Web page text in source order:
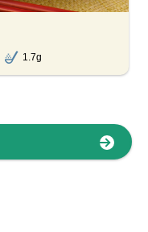
1.7g